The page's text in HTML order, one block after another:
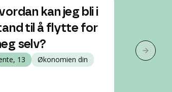
kan jeg bli i
til å flytte for
selv?
13 Økonomien din
Jente, 19
Bolig /
Neste